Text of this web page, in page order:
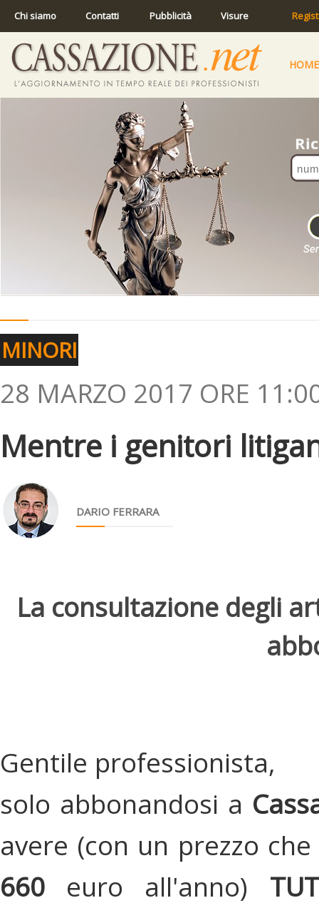
Chi siamo Contatti Pubblicità Visure
HOME
MINORI
28 MARZO 2017 ORE
Mentre i genitori
DARIO FERRARA
La consultazione degli
Gentile professionista,
solo abbonandosi a
avere (con un prezzo
660 euro all'anno)